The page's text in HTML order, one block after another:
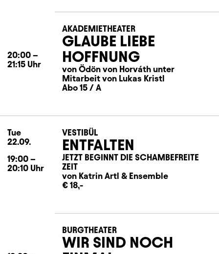
20:00 –
21:15 Uhr
AKADEMIETHEATER
GLAUBE LIEBE
HOFFNUNG
von Ödön von Horváth unter
Mitarbeit von Lukas Kristl
Abo 15 / A
Tue
22.09.
19:00 –
20:10 Uhr
VESTIBÜL
ENTFALTEN
JETZT BEGINNT DIE SCHAMBEFREITE
ZEIT
von Katrin Artl & Ensemble
€ 18,-
BURGTHEATER
WIR SIND NOCH